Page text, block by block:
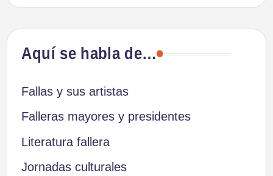
Aquí se habla de…
Fallas y sus artistas
Falleras mayores y presidentes
Literatura fallera
Jornadas culturales